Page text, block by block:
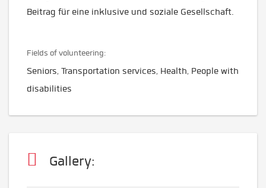
Beitrag für eine inklusive und soziale Gesellschaft.
Fields of volunteering:
Seniors, Transportation services, Health, People with
disabilities
Gallery: